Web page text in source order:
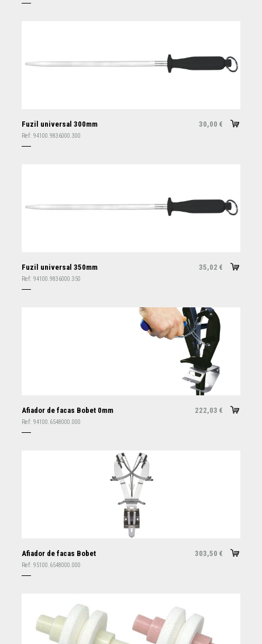
Fuzil universal 300mm 30,00 €
Ref: 94100.9836000.300
Fuzil universal 350mm 35,02 €
Ref: 94100.9836000.350
Afiador de facas Bobet 0mm 222,03 €
Ref: 94100.6548000.000
Afiador de facas Bobet 303,50 €
Ref: 95100.6548000.000